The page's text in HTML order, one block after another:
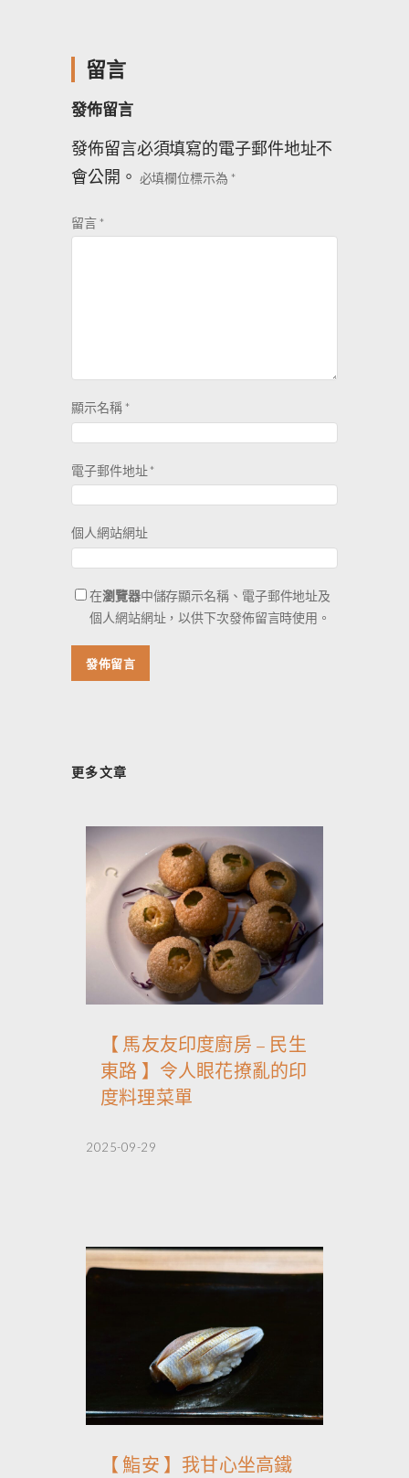
留言
發佈留言
發佈留言必須填寫的電子郵件地址不
會公開。 必填欄位標示為 *
留言*
顯示名稱*
電子郵件地址*
個人網站網址
在瀏覽器中儲存顯示名稱、電子郵件地址及
個人網站網址，以供下次發佈留言時使用。
更多文章
【 馬友友印度廚房 – 民生
東路 】令人眼花撩亂的印
度料理菜單
2025-09-29
【 鮨安 】我甘心坐高鐵